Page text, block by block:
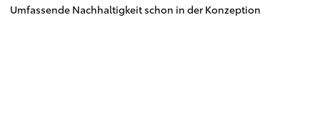
Umfassende Nachhaltigkeit schon in der Konzeption